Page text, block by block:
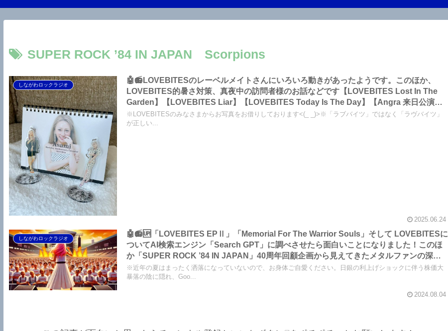
SUPER ROCK ’84 IN JAPAN Scorpions
しながわロックラジオ
🤖📻LOVEBITESのレーベルメイトさんにいろいろ動きがあったようです。このほか、
LOVEBITES的暑さ対策、真夜中の訪問者様のお話などです【LOVEBITES Lost In The
Garden】【LOVEBITES Liar】【LOVEBITES Today Is The Day】【Angra 来日公演】
【Helloween This Is Tokyo】【Y＆T Midnight In Tokyo】【Last Autumn’s Dream
Again And Again】……etc～しながわロックラジオ
※LOVEBITESのみなさまからお写真をお借りしております<(_ _)>※「ラブバイツ」ではなく「ラヴバイツ」
が正しい...
2025.06.24
しながわロックラジオ
🤖📻🆙「LOVEBITES EPⅡ」「Memorial For The Warrior Souls」そして LOVEBITESに
ついてAI検索エンジン「Search GPT」に調べさせたら面白いことになりました！このほ
か「SUPER ROCK ’84 IN JAPAN」40周年回顧企画から見えてきたメタルファンの深刻
な高齢化、「BURRN！創刊時を知っているか否か？」などについてです【重要追記あ
り】～しながわロックラジオ【加筆あり】
※近年の夏はまったく洒落になっていないので、お身体ご自愛ください。日銀の利上げショックに伴う株価大
暴落の陰に隠れ、Goo...
2024.08.04